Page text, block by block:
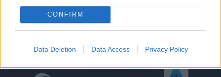
CONFIRM
Data Deletion Data Access Privacy Policy
Alessandro Montano